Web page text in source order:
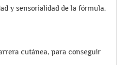
y sensorialidad de la fórmula.
cutánea, para conseguir